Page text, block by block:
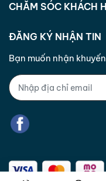
CHĂM SÓC KHÁCH
ĐĂNG KÝ NHẬN TIN
Bạn muốn nhận